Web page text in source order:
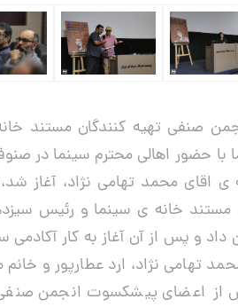
حضور اهالی محترم سینما در
ی اقای محمد تهامی نژاد، آغاز
مستند خانه ی سینما و رئیس
و پس از آن آغاز به کار آکادمی
تهامی نژاد، ارد عطارپور و
از اعضای پیشکسوت انجمن صنفی